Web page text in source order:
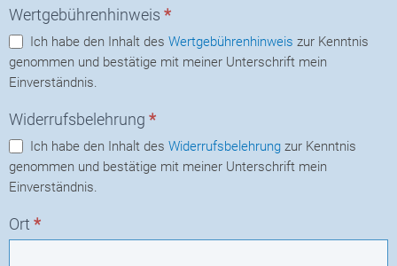
Wertgebührenhinweis *
Ich habe den Inhalt des Wertgebührenhinweis
genommen und bestätige mit meiner Unterschrift mein
Einverständnis.
Widerrufsbelehrung *
Ich habe den Inhalt des Widerrufsbelehrung
genommen und bestätige mit meiner Unterschrift mein
Einverständnis.
Ort *